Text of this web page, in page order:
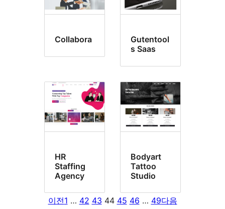
Collabora
Gutentool
s Saas
HR
Staffing
Agency
Bodyart
Tattoo
Studio
이전1 … 42 43 44 45 46 … 49다음